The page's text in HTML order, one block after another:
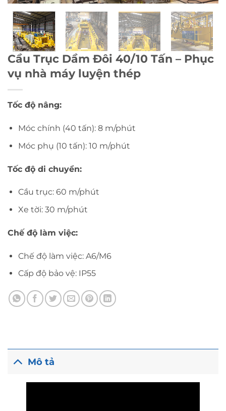
Cầu Trục Dầm Đôi 40/10 Tấn – Phục
vụ nhà máy luyện thép
Tốc độ nâng:
Móc chính (40 tấn): 8 m/phút
Móc phụ (10 tấn): 10 m/phút
Tốc độ di chuyển:
Cầu trục: 60 m/phút
Xe tời: 30 m/phút
Chế độ làm việc:
Chế độ làm việc: A6/M6
Cấp độ bảo vệ: IP55
Mô tả